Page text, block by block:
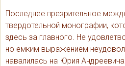
Последнее презрительное
твердотельной монографии,
здесь за главного. Не
но емким выражением
навалилась на Юрия